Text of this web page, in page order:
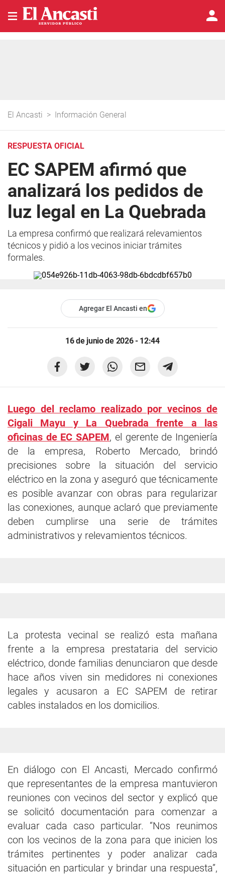
El Ancasti > Información General
RESPUESTA OFICIAL
EC SAPEM afirmó que
analizará los pedidos de
luz legal en La Quebrada
La empresa confirmó que realizará relevamientos
técnicos y pidió a los vecinos iniciar trámites
formales.
Agregar El Ancasti en
16 de junio de 2026 - 12:44
Luego del reclamo realizado por vecinos de
Cigali Mayu y La Quebrada frente a las
oficinas de EC SAPEM, el gerente de Ingeniería
de la empresa, Roberto Mercado, brindó
precisiones sobre la situación del servicio
eléctrico en la zona y aseguró que técnicamente
es posible avanzar con obras para regularizar
las conexiones, aunque aclaró que previamente
deben cumplirse una serie de trámites
administrativos y relevamientos técnicos.
La protesta vecinal se realizó esta mañana
frente a la empresa prestataria del servicio
eléctrico, donde familias denunciaron que desde
hace años viven sin medidores ni conexiones
legales y acusaron a EC SAPEM de retirar
cables instalados en los domicilios.
En diálogo con El Ancasti, Mercado confirmó
que representantes de la empresa mantuvieron
reuniones con vecinos del sector y explicó que
se solicitó documentación para comenzar a
evaluar cada caso particular. “Nos reunimos
con los vecinos de la zona para que inicien los
trámites pertinentes y poder analizar cada
situación en particular y brindar una respuesta”,